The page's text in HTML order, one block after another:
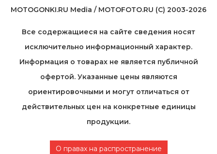
MOTOGONKI.RU Media / MOTOFOTO.RU (C) 2003-2026
Все содержащиеся на cайте сведения носят
исключительно информационный характер.
Информация о товарах не является публичной
офертой. Указанные цены являются
ориентировочными и могут отличаться от
действительных цен на конкретные единицы
продукции.
О правах на распространение